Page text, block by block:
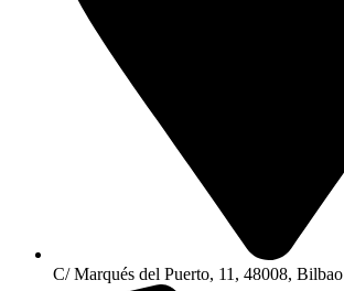
C/ Marqués del Puerto, 11, 48008, Bilbao